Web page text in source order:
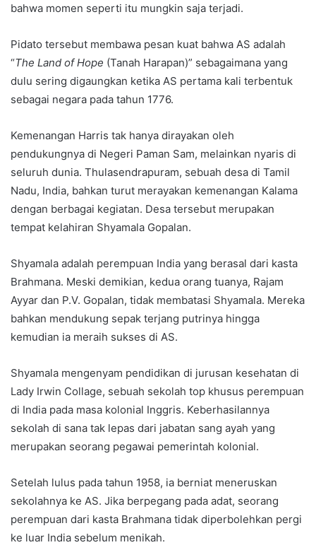
bahwa momen seperti itu mungkin saja terjadi.
Pidato tersebut membawa pesan kuat bahwa AS adalah
“The Land of Hope (Tanah Harapan)” sebagaimana yang
dulu sering digaungkan ketika AS pertama kali terbentuk
sebagai negara pada tahun 1776.
Kemenangan Harris tak hanya dirayakan oleh
pendukungnya di Negeri Paman Sam, melainkan nyaris di
seluruh dunia. Thulasendrapuram, sebuah desa di Tamil
Nadu, India, bahkan turut merayakan kemenangan Kalama
dengan berbagai kegiatan. Desa tersebut merupakan
tempat kelahiran Shyamala Gopalan.
Shyamala adalah perempuan India yang berasal dari kasta
Brahmana. Meski demikian, kedua orang tuanya, Rajam
Ayyar dan P.V. Gopalan, tidak membatasi Shyamala. Mereka
bahkan mendukung sepak terjang putrinya hingga
kemudian ia meraih sukses di AS.
Shyamala mengenyam pendidikan di jurusan kesehatan di
Lady Irwin Collage, sebuah sekolah top khusus perempuan
di India pada masa kolonial Inggris. Keberhasilannya
sekolah di sana tak lepas dari jabatan sang ayah yang
merupakan seorang pegawai pemerintah kolonial.
Setelah lulus pada tahun 1958, ia berniat meneruskan
sekolahnya ke AS. Jika berpegang pada adat, seorang
perempuan dari kasta Brahmana tidak diperbolehkan pergi
ke luar India sebelum menikah.